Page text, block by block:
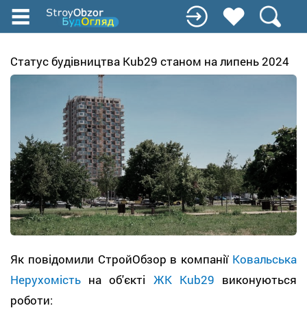
Перейти
содержанию
Статус будівництва Kub29 станом на липень 2024
Як повідомили СтройОбзор в компанії Ковальська
Нерухомість на об'єкті ЖК Kub29 виконуються
роботи: